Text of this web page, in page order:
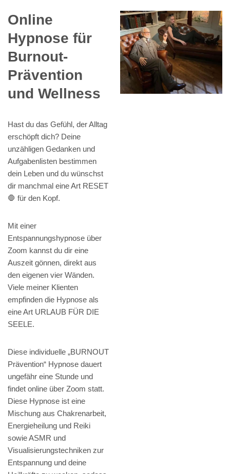
Online
Hypnose für
Burnout-
Prävention
und Wellness
Hast du das Gefühl, der Alltag
erschöpft dich? Deine
unzähligen Gedanken und
Aufgabenlisten bestimmen
dein Leben und du wünschst
dir manchmal eine Art RESET
🛑 für den Kopf.
Mit einer
Entspannungshypnose über
Zoom kannst du dir eine
Auszeit gönnen, direkt aus
den eigenen vier Wänden.
Viele meiner Klienten
empfinden die Hypnose als
eine Art URLAUB FÜR DIE
SEELE.
Diese individuelle „BURNOUT
Prävention“ Hypnose dauert
ungefähr eine Stunde und
findet online über Zoom statt.
Diese Hypnose ist eine
Mischung aus Chakrenarbeit,
Energieheilung und Reiki
sowie ASMR und
Visualisierungstechniken zur
Entspannung und deine